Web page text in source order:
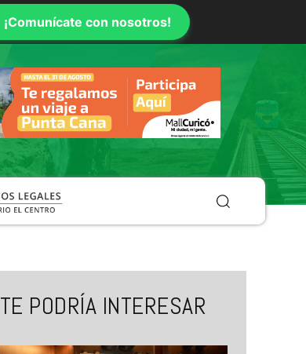
¡Comunícate con nosotros!
TE PODRÍA INTERESAR